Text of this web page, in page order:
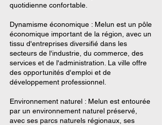
quotidienne confortable.
Dynamisme économique : Melun est un pôle
économique important de la région, avec un
tissu d'entreprises diversifié dans les
secteurs de l'industrie, du commerce, des
services et de l'administration. La ville offre
des opportunités d'emploi et de
développement professionnel.
Environnement naturel : Melun est entourée
par un environnement naturel préservé,
avec ses parcs naturels régionaux, ses